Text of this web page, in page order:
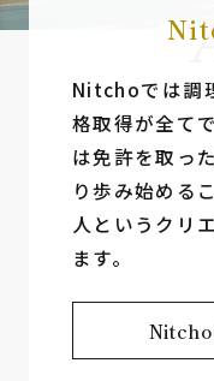
Nitchoでは調
格取得が全て
は免許を取っ
り歩み始める
⼈というクリ
ます。
Nitcho